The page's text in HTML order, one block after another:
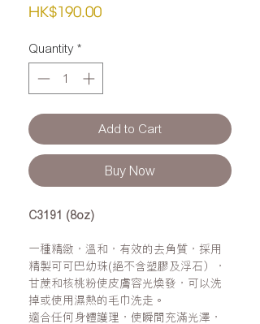
HK$190.00Price
Quantity *
Add to Cart
Buy Now
C3191 (8oz)
一種精緻，溫和，有效的去角質，採用
精製可可巴幼珠(絕不含塑膠及浮石），
甘蔗和核桃粉使皮膚容光煥發，可以洗
掉或使用濕熱的毛巾洗走。
適合任何身體護理，使瞬間充滿光澤，